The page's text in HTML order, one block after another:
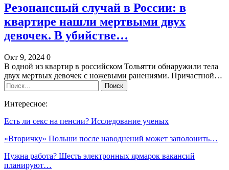
Резонансный случай в России: в
квартире нашли мертвыми двух
девочек. В убийстве…
Окт 9, 2024 0
В одной из квартир в российском Тольятти обнаружили тела
двух мертвых девочек с ножевыми ранениями. Причастной…
Интересное:
Есть ли секс на пенсии? Исследование ученых
«Вторичку» Польши после наводнений может заполонить…
Нужна работа? Шесть электронных ярмарок вакансий
планируют…